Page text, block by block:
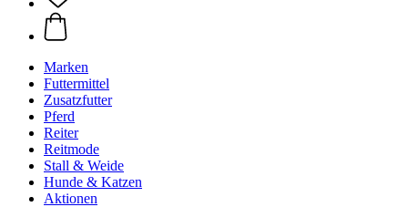
Marken
Futtermittel
Zusatzfutter
Pferd
Reiter
Reitmode
Stall & Weide
Hunde & Katzen
Aktionen